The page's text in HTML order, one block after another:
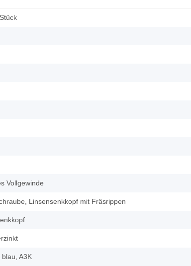
Vollgewinde
Linsensenkkopf mit Fräsrippen
A3K